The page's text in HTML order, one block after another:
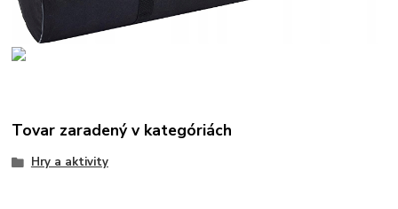
Tovar zaradený v kategóriách
Hry a aktivity